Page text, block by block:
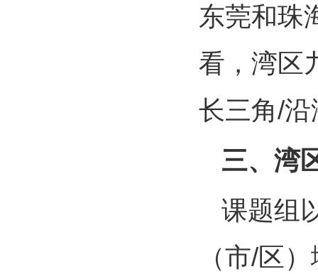
东莞和珠
看，湾区
长三角/
三、湾
课题组
（市/区